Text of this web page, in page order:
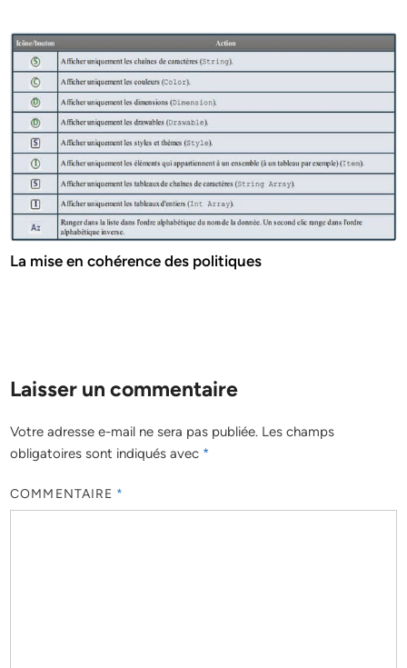
La mise en cohérence des politiques
Laisser un commentaire
Votre adresse e-mail ne sera pas publiée. Les champs
obligatoires sont indiqués avec *
COMMENTAIRE *